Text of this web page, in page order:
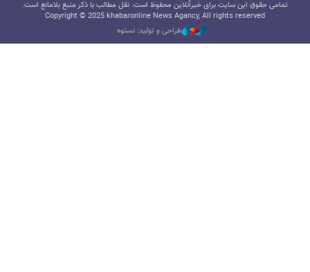
تمامی حقوق این سایت برای خبرآنلاین محفوظ است. نقل مطالب با ذکر منبع بلامانع است.
Copyright © 2025 khabaronline News Agancy, All rights reserved
طراحی و تولید: نستوه